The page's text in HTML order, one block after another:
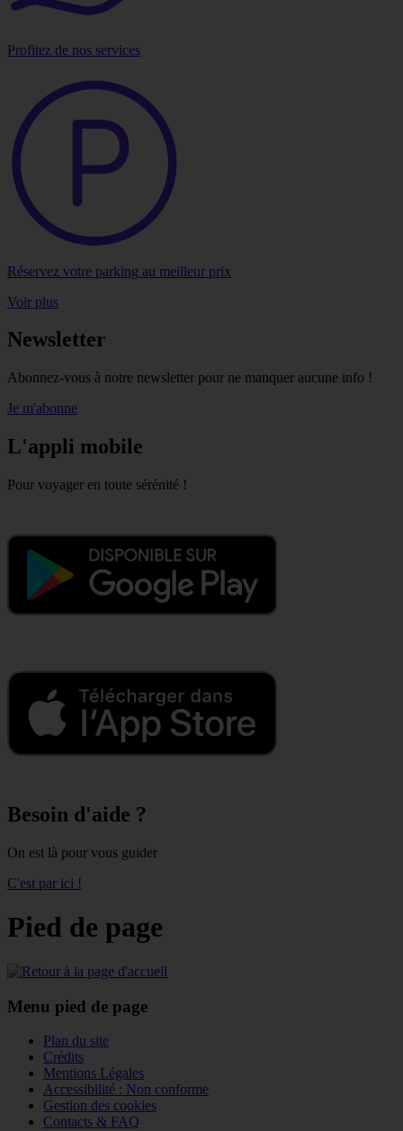
Profitez de nos services
Réservez votre parking au meilleur prix
Voir plus
Newsletter
Abonnez-vous à notre newsletter pour ne manquer aucune info !
Je m'abonne
L'appli mobile
Pour voyager en toute sérénité !
Besoin d'aide ?
On est là pour vous guider
C'est par ici !
Pied de page
Menu pied de page
Plan du site
Crédits
Mentions Légales
Accessibilité : Non conforme
Gestion des cookies
Contacts & FAQ